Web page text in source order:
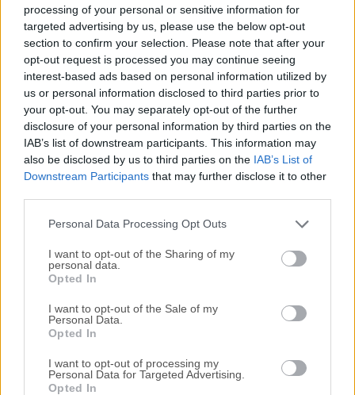
processing of your personal or sensitive information for
targeted advertising by us, please use the below opt-out
section to confirm your selection. Please note that after your
opt-out request is processed you may continue seeing
interest-based ads based on personal information utilized by
us or personal information disclosed to third parties prior to
your opt-out. You may separately opt-out of the further
disclosure of your personal information by third parties on the
IAB’s list of downstream participants. This information may
also be disclosed by us to third parties on the IAB’s List of
Downstream Participants that may further disclose it to other
Personal Data Processing Opt Outs
I want to opt-out of the Sharing of my
personal data.
Opted In
I want to opt-out of the Sale of my
Personal Data.
Opted In
I want to opt-out of processing my
Personal Data for Targeted Advertising.
Opted In
avanzada de vóxeles y polígonos utilizando tecnología de
teselación de parches dinámicos y herramientas de
esculpido poligonal.Con herramientas líderes en la
industria para esculpido, morphing de topología poligonal,
creación de mapas UV, texturizado extenso y mucho más,
tanto novatos como profesionales podrán introducir esta
potente herramienta en sus flujos de trabajo diarios y
proyectos de todos los tamaños para crear rápidamente
nuevos modelos y entornos 3D realistas y muy
intrincados. Para satisfacer mejor las necesidades de todos
los usuarios, 3D Coat (3D-Brush) también cuenta con